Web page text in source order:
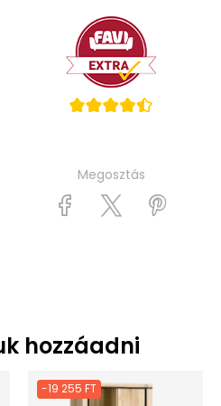
Megosztás
hozzáadni
-19 255 FT